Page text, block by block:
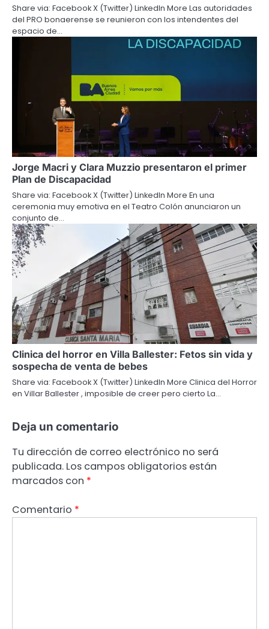
Share via: Facebook X (Twitter) LinkedIn More Las autoridades
del PRO bonaerense se reunieron con los intendentes del
espacio de…
Jorge Macri y Clara Muzzio presentaron el primer
Plan de Discapacidad
Share via: Facebook X (Twitter) LinkedIn More En una
ceremonia muy emotiva en el Teatro Colón anunciaron un
conjunto de…
Clinica del horror en Villa Ballester: Fetos sin vida y
sospecha de venta de bebes
Share via: Facebook X (Twitter) LinkedIn More Clinica del Horror
en Villar Ballester , imposible de creer pero cierto La…
Deja un comentario
Tu dirección de correo electrónico no será
publicada. Los campos obligatorios están
marcados con *
Comentario *